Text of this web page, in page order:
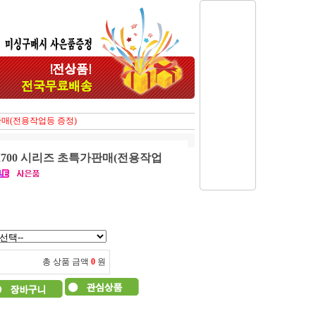
(전용작업등 증정)
시리즈 초특가판매(전용작업
총 상품 금액 0 원